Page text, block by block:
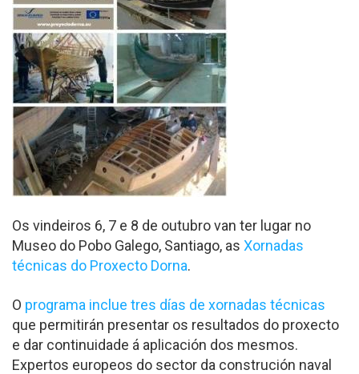
Os vindeiros 6, 7 e 8 de outubro van ter lugar no
Museo do Pobo Galego, Santiago, as Xornadas
técnicas do Proxecto Dorna.
O programa inclue tres días de xornadas técnicas
que permitirán presentar os resultados do proxecto
e dar continuidade á aplicación dos mesmos.
Expertos europeos do sector da construción naval